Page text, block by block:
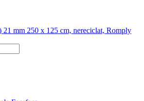
21 mm 250 x 125 cm, nereciclat, Romply